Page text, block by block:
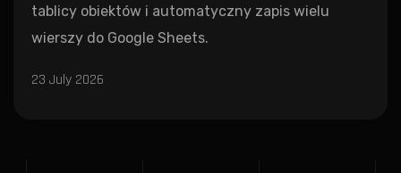
tablicy obiektów i automatyczny zapis wielu
wierszy do Google Sheets.
23 July 2026